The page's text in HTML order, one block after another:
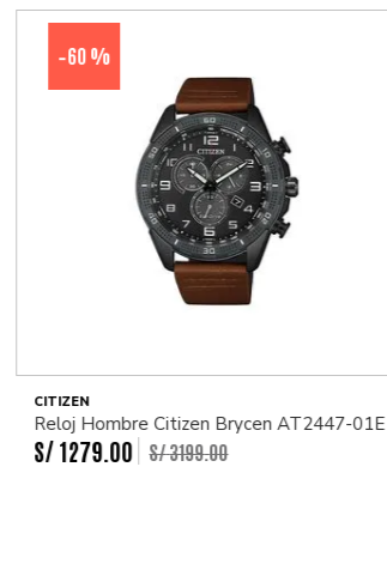
-60 %
CITIZEN
Reloj Hombre Citizen Brycen AT2447-01E
S/1279.00 S/3199.00